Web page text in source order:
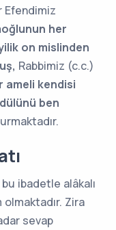
Efendimiz
her
on mislinden
Rabbimiz (c.c.)
ameli kendisi
ben
ibadetle alâkalı
olmaktadır. Zira
sevap